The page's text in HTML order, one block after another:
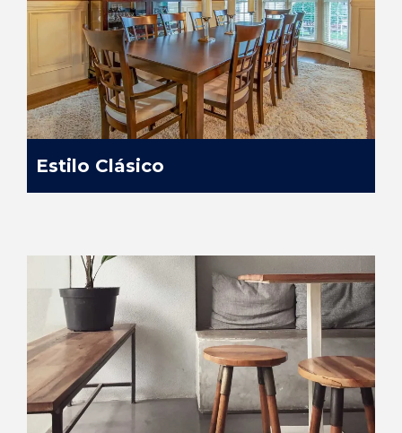
Estilo Clásico